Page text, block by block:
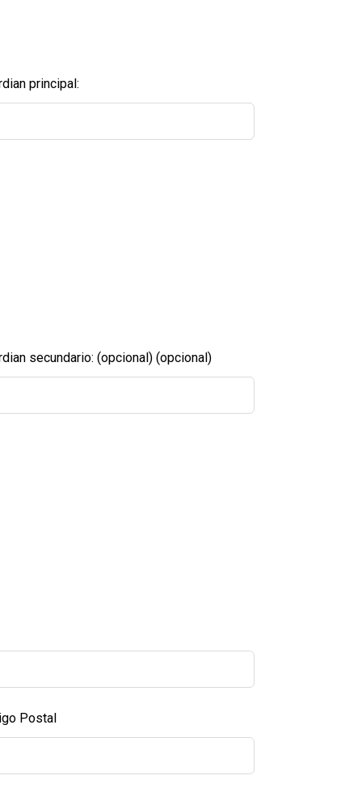
principal:
secundario: (opcional) (opcional)
Postal